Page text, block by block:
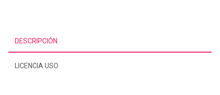
DESCRIPCIÓN
LICENCIA USO